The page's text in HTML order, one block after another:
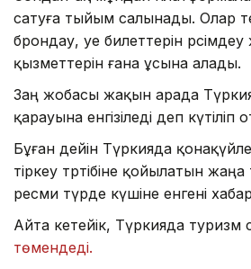
сатуға тыйым салынады. Олар
брондау, әуе билеттерін
қызметтерін ғана ұсына алады.
Заң жобасы жақын арада Түркия
қарауына енгізіледі деп күтіліп
Бұған дейін Түркияда
тіркеу тәртібіне қойылатын
ресми түрде күшіне енгені
Айта кетейік, Түркияда
төмендеді.